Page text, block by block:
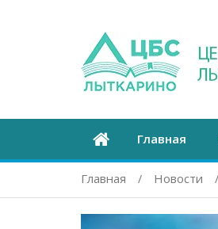
Главная
Главная Новости